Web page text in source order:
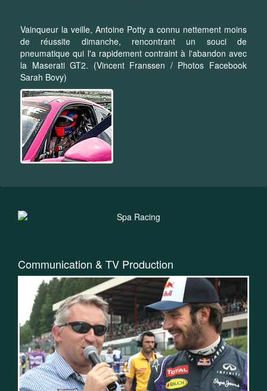
Vainqueur la veille, Antoine Potty a connu nettement moins
de réussite dimanche, rencontrant un souci de
pneumatique qui l'a rapidement contraint à l'abandon avec
la Maserati GT2. (Vincent Franssen / Photos Facebook
Sarah Bovy)
Communication & TV Production